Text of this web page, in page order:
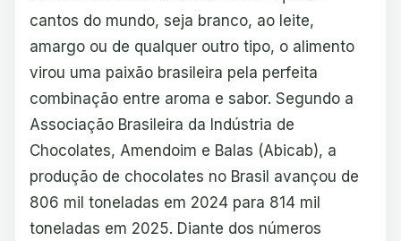
cantos do mundo, seja branco, ao leite,
amargo ou de qualquer outro tipo, o alimento
virou uma paixão brasileira pela perfeita
combinação entre aroma e sabor. Segundo a
Associação Brasileira da Indústria de
Chocolates, Amendoim e Balas (Abicab), a
produção de chocolates no Brasil avançou de
806 mil toneladas em 2024 para 814 mil
toneladas em 2025. Diante dos números